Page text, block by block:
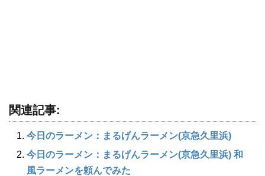
関連記事:
今日のラーメン：まるげんラーメン(京急久里浜)
今日のラーメン：まるげんラーメン(京急久里浜) 和
風ラーメンを頼んでみた